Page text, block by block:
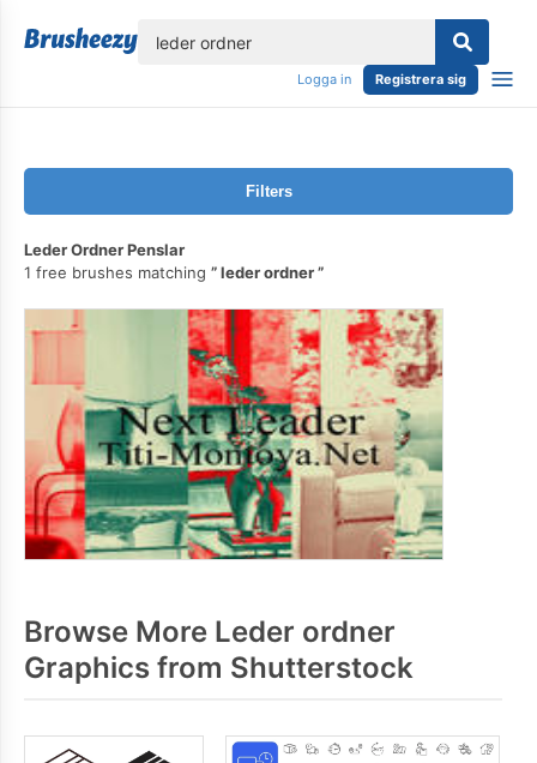
Logga in Registrera sig
Filters
Leder Ordner Penslar
1 free brushes matching
leder ordner
Browse More Leder ordner
Graphics from Shutterstock